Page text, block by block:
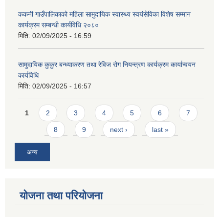
ककनी गाउँपालिकाको महिला सामुदायिक स्वास्थ्य स्वयंसेविका विशेष सम्मान
कार्यक्रम सम्बन्धी कार्यविधि २०८०
मिति: 02/09/2025 - 16:59
सामुदायिक कुकुर बन्ध्याकरण तथा रेविज रोग नियन्त्रण कार्यक्रम कार्यान्वयन
कार्यविधि
मिति: 02/09/2025 - 16:57
Pages
1 2 3 4 5 6 7
8 9 next › last »
अन्य
योजना तथा परियोजना